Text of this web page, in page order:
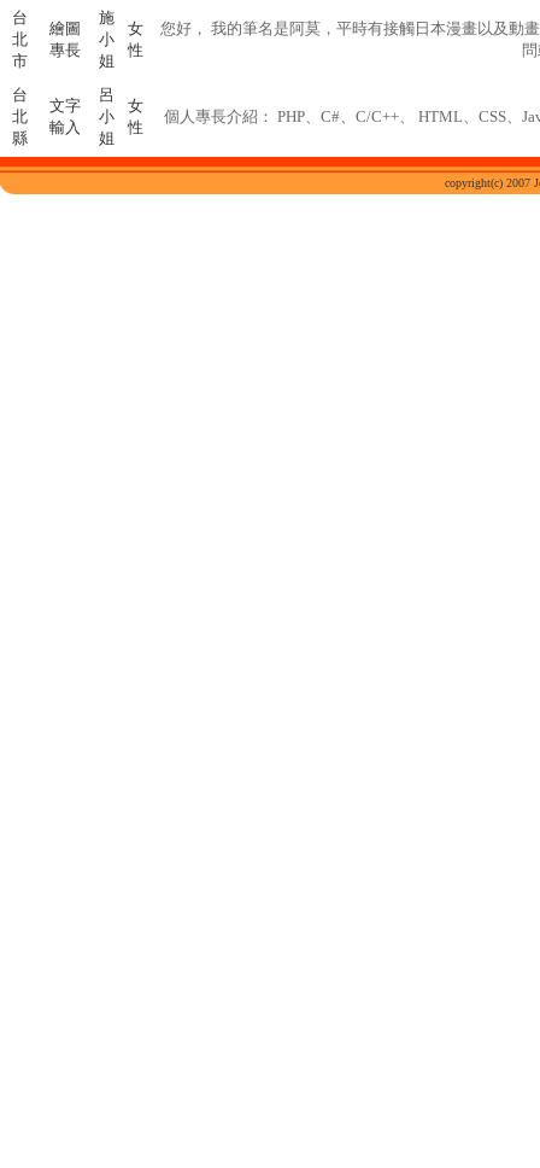
台
北
市
繪圖
專長
施
小
姐
女
性
您好， 我的筆名是阿莫，平時有接觸日本漫畫以及動
台
北
縣
文字
輸入
呂
小
姐
女
性
個人專長介紹： PHP、C#、C/C++、 HTML、CSS、
copyright(c) 2007